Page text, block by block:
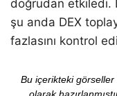
doğrudan etkiledi.
şu anda DEX
fazlasını kontrol
Bu içerikteki